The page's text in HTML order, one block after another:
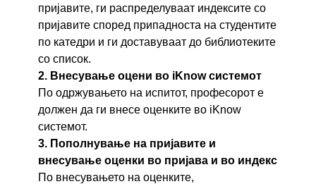
пријавите, ги распределуваат индексите со
пријавите според припадноста на студентите
по катедри и ги доставуваат до библиотеките
со список.
2. Внесување оцени во iKnow системот
По одржувањето на испитот, професорот е
должен да ги внесе оценките во iKnow
системот.
3. Пополнување на пријавите и
внесување оценки во пријава и во индекс
По внесувањето на оценките,